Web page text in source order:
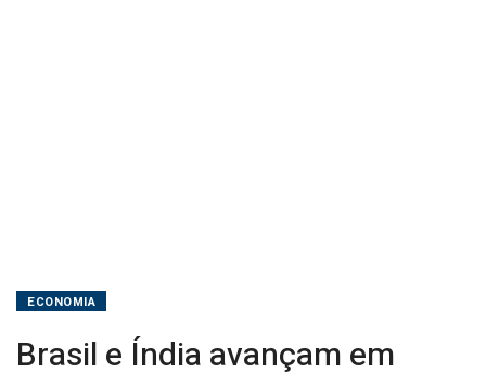
ECONOMIA
Brasil e Índia avançam em